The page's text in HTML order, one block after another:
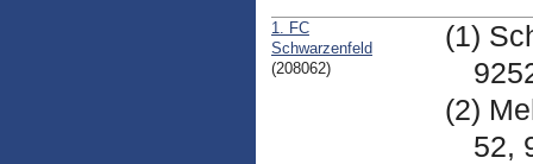
1. FC
Schwarzenfeld
(208062)
(1)
(2)
52,